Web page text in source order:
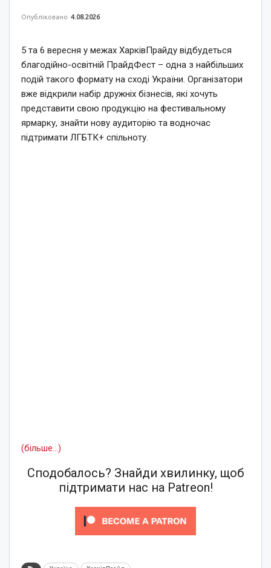
Опубліковано 4.08.2026
5 та 6 вересня у межах ХарківПрайду відбудеться
благодійно-освітній ПрайдФест – одна з найбільших
подій такого формату на сході України. Організатори
вже відкрили набір дружніх бізнесів, які хочуть
представити свою продукцію на фестивальному
ярмарку, знайти нову аудиторію та водночас
підтримати ЛГБТК+ спільноту.
(більше…)
Сподобалось? Знайди хвилинку, щоб
підтримати нас на Patreon!